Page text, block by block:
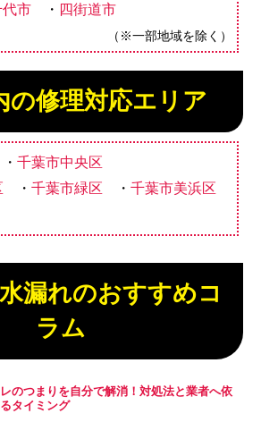
代市 四街道市
（※一部地域を除く）
の修理対応エリア
千葉市中央区
千葉市緑区
千葉市美浜区
漏れのおすすめコ
ラム
レのつまりを自分で解消！対処法と業者へ依
タイミング